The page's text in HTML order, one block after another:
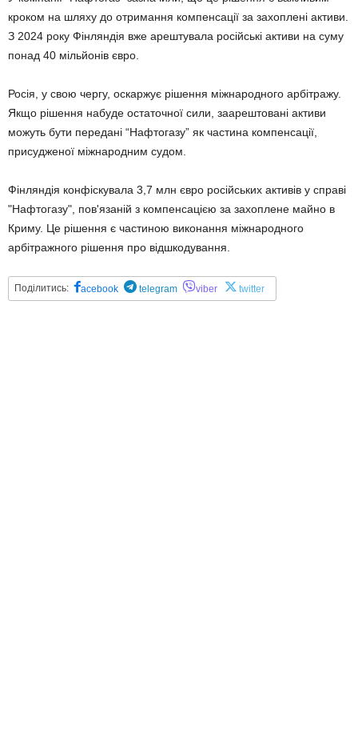
кроком на шляху до отримання компенсації за захоплені активи.
З 2024 року Фінляндія вже арештувала російські активи на суму
понад 40 мільйонів євро.
Росія, у свою чергу, оскаржує рішення міжнародного арбітражу.
Якщо рішення набуде остаточної сили, заарештовані активи
можуть бути передані “Нафтогазу” як частина компенсації,
присудженої міжнародним судом.
Фінляндія конфіскувала 3,7 млн євро російських активів у справі
"Нафтогазу", пов'язаній з компенсацією за захоплене майно в
Криму. Це рішення є частиною виконання міжнародного
арбітражного рішення про відшкодування.
Поділитись: acebook telegram viber twitter